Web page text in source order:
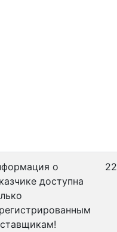
о
доступна